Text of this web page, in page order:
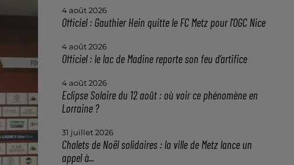
4 août 2026
Officiel : Gauthier Hein quitte le FC Metz pour l'OGC Nice
4 août 2026
Officiel : le lac de Madine reporte son feu d’artifice
4 août 2026
Eclipse Solaire du 12 août : où voir ce phénomène en
Lorraine ?
31 juillet 2026
Chalets de Noël solidaires : la ville de Metz lance un
appel à...